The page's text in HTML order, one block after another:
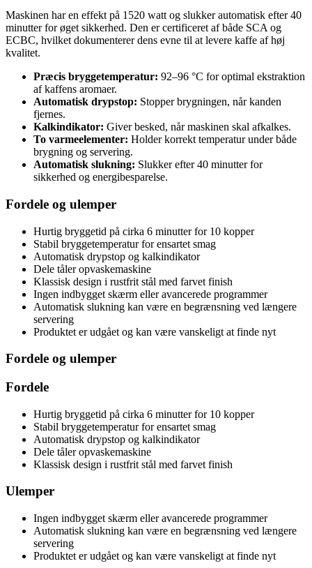
Maskinen har en effekt på 1520 watt og slukker automatisk efter 40
minutter for øget sikkerhed. Den er certificeret af både SCA og
ECBC, hvilket dokumenterer dens evne til at levere kaffe af høj
kvalitet.
Præcis bryggetemperatur: 92–96 °C for optimal ekstraktion
af kaffens aromaer.
Automatisk drypstop: Stopper brygningen, når kanden
fjernes.
Kalkindikator: Giver besked, når maskinen skal afkalkes.
To varmeelementer: Holder korrekt temperatur under både
brygning og servering.
Automatisk slukning: Slukker efter 40 minutter for
sikkerhed og energibesparelse.
Fordele og ulemper
Hurtig bryggetid på cirka 6 minutter for 10 kopper
Stabil bryggetemperatur for ensartet smag
Automatisk drypstop og kalkindikator
Dele tåler opvaskemaskine
Klassisk design i rustfrit stål med farvet finish
Ingen indbygget skærm eller avancerede programmer
Automatisk slukning kan være en begrænsning ved længere
servering
Produktet er udgået og kan være vanskeligt at finde nyt
Fordele og ulemper
Fordele
Hurtig bryggetid på cirka 6 minutter for 10 kopper
Stabil bryggetemperatur for ensartet smag
Automatisk drypstop og kalkindikator
Dele tåler opvaskemaskine
Klassisk design i rustfrit stål med farvet finish
Ulemper
Ingen indbygget skærm eller avancerede programmer
Automatisk slukning kan være en begrænsning ved længere
servering
Produktet er udgået og kan være vanskeligt at finde nyt